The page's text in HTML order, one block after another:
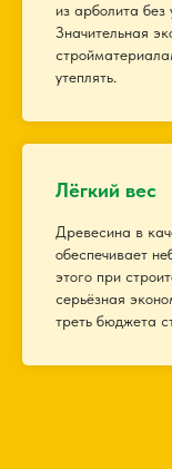
из арболита без
Значительная
утеплять.
Лёгкий вес
Древесина в
обеспечивает
этого при
серьёзная
треть бюджета